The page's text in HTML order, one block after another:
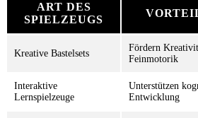
ART DES
SPIELZEUGS
Kreative Bastelsets
Fördern
Feinmotorik
Interaktive
Lernspielzeuge
Unterstützen
Entwicklung